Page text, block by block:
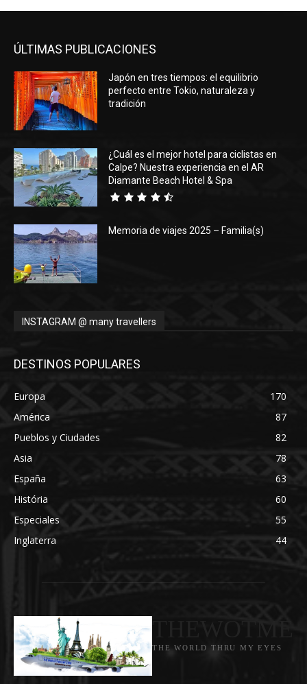
ÚLTIMAS PUBLICACIONES
Japón en tres tiempos: el equilibrio
perfecto entre Tokio, naturaleza y
tradición
¿Cuál es el mejor hotel para ciclistas en
Calpe? Nuestra experiencia en el AR
Diamante Beach Hotel & Spa
Memoria de viajes 2025 – Familia(s)
INSTAGRAM @ many travellers
DESTINOS POPULARES
Europa
170
América
87
Pueblos y Ciudades
82
Asia
78
España
63
História
60
Especiales
55
Inglaterra
44
THE WORLD THRU MY EYES